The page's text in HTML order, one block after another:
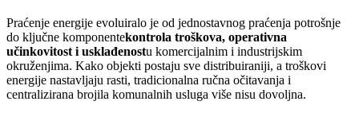
Praćenje energije evoluiralo je od jednostavnog praćenja potrošnje
do ključne komponentekontrola troškova, operativna
učinkovitost i usklađenostu komercijalnim i industrijskim
okruženjima. Kako objekti postaju sve distribuiraniji, a troškovi
energije nastavljaju rasti, tradicionalna ručna očitavanja i
centralizirana brojila komunalnih usluga više nisu dovoljna.